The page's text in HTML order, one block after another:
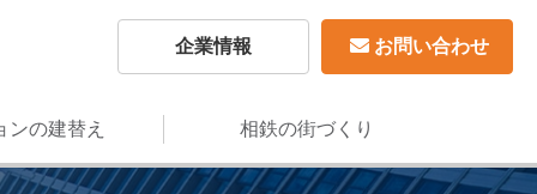
企業情報 お問い合わせ
ンの建替え 相鉄の街づくり